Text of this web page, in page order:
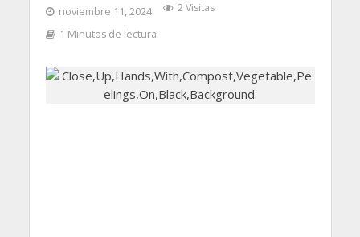
noviembre 11, 2024
2 Visitas
1 Minutos de lectura